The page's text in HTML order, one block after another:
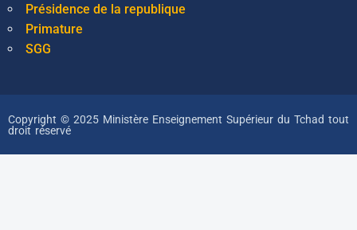
Présidence de la republique
Primature
SGG
Copyright © 2025 Ministère Enseignement Supérieur du Tchad tout
droit réservé